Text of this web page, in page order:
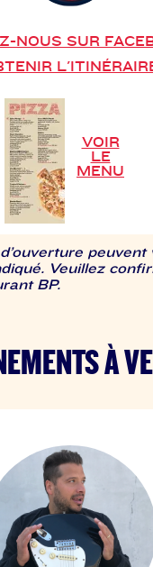
NOUS SUR
VOIR
LE
MENU
peuvent
Veuillez
BP.
À